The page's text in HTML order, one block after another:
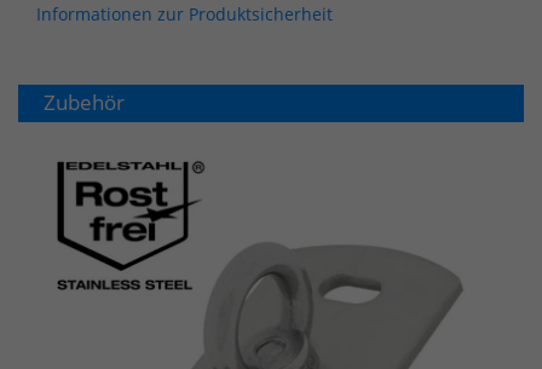
Informationen zur Produktsicherheit
Zubehör